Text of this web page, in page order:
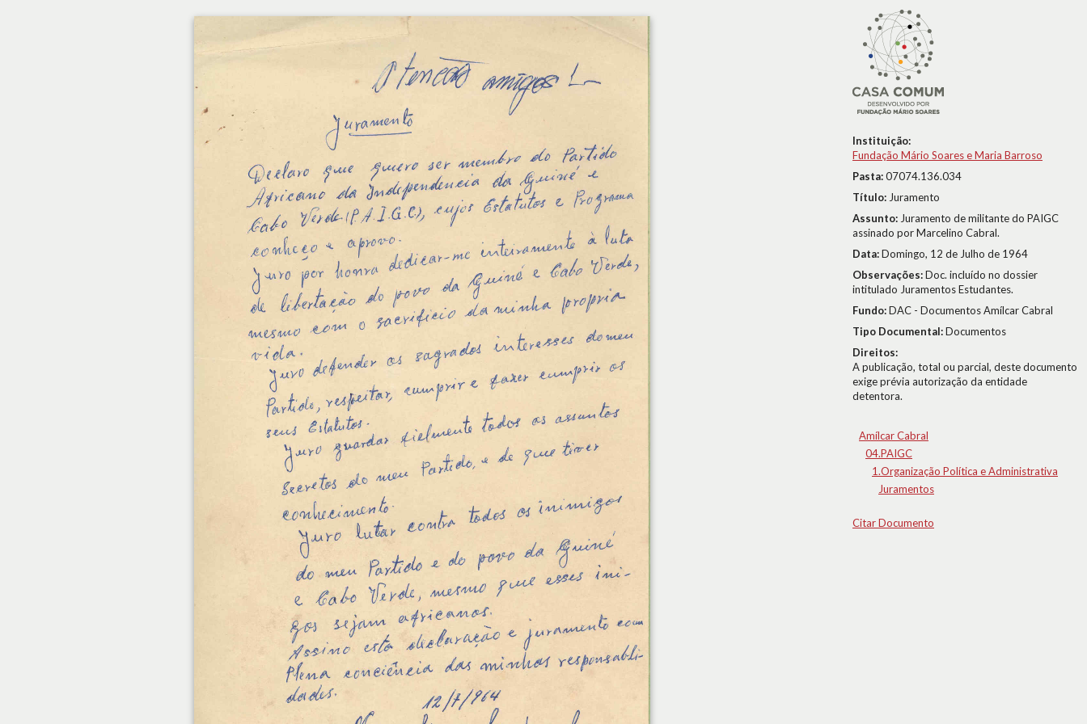
Instituição:
Fundação Mário Soares e Maria Barroso
Pasta:07074.136.034
Título: Juramento
Assunto: Juramento de militante do PAIGC
assinado por Marcelino Cabral.
Data:Domingo, 12 de Julho de 1964
Observações:Doc. incluído no dossier
intitulado Juramentos Estudantes.
Fundo:DAC - Documentos Amílcar Cabral
Tipo Documental:Documentos
Direitos:
A publicação, total ou parcial, deste documento
exige prévia autorização da entidade
detentora.
Amílcar Cabral
04.PAIGC
1.Organização Política e Administrativa
Juramentos
Citar Documento